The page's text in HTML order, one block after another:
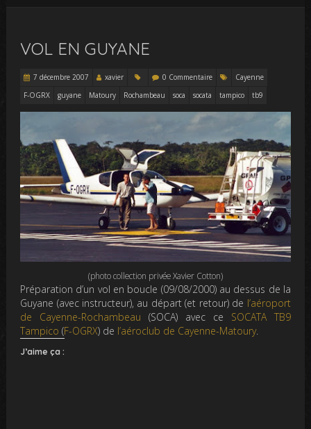
VOL EN GUYANE
7 décembre 2007 xavier 0 Commentaire
Cayenne
F-OGRX
guyane Matoury Rochambeau soca socata tampico tb9
(photo collection privée Xavier Cotton)
Préparation d’un vol en boucle (09/08/2000) au dessus de la
Guyane (avec instructeur), au départ (et retour) de l’aéroport
de Cayenne-Rochambeau (SOCA) avec ce SOCATA TB9
Tampico (F-OGRX) de l’aéroclub de Cayenne-Matoury.
J’aime ça :